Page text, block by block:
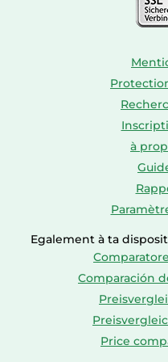
à
Egalement à ta
Comparación
Price